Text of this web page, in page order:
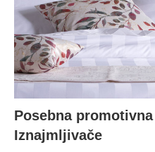
Posebna
Iznajmljivače